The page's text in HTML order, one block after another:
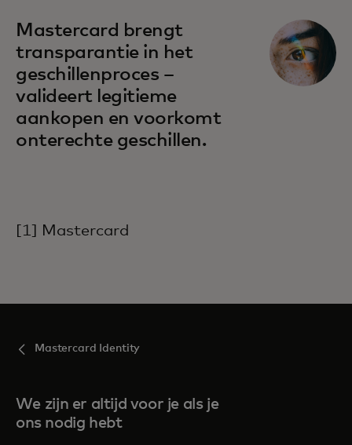
Mastercard brengt
transparantie in het
geschillenproces –
valideert legitieme
aankopen en voorkomt
onterechte geschillen.
[1] Mastercard
Mastercard Identity
We zijn er altijd voor je als je
ons nodig hebt